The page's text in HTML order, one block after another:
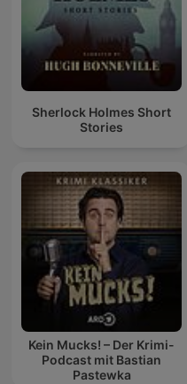
Sherlock Holmes Short
Stories
Kein Mucks! – Der Krimi-
Podcast mit Bastian
Pastewka